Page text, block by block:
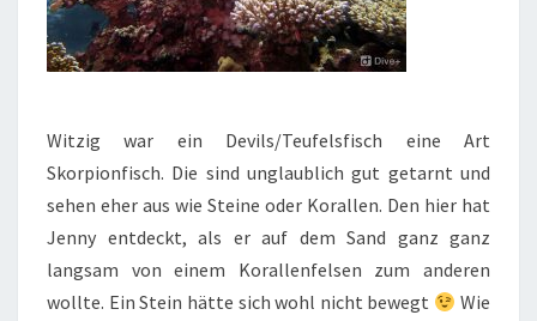
Witzig war ein Devils/Teufelsfisch eine Art
Skorpionfisch. Die sind unglaublich gut getarnt und
sehen eher aus wie Steine oder Korallen. Den hier hat
Jenny entdeckt, als er auf dem Sand ganz ganz
langsam von einem Korallenfelsen zum anderen
wollte. Ein Stein hätte sich wohl nicht bewegt
Wie